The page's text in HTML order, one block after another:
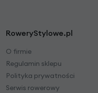
RoweryStylowe.pl
O firmie
Regulamin sklepu
Polityka prywatności
Serwis rowerowy